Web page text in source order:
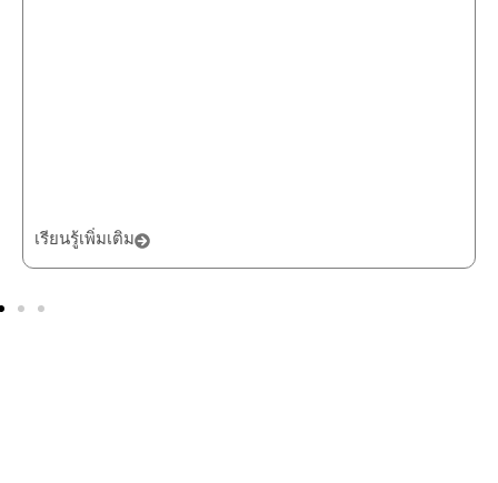
เรียนรู้เพิ่มเติม